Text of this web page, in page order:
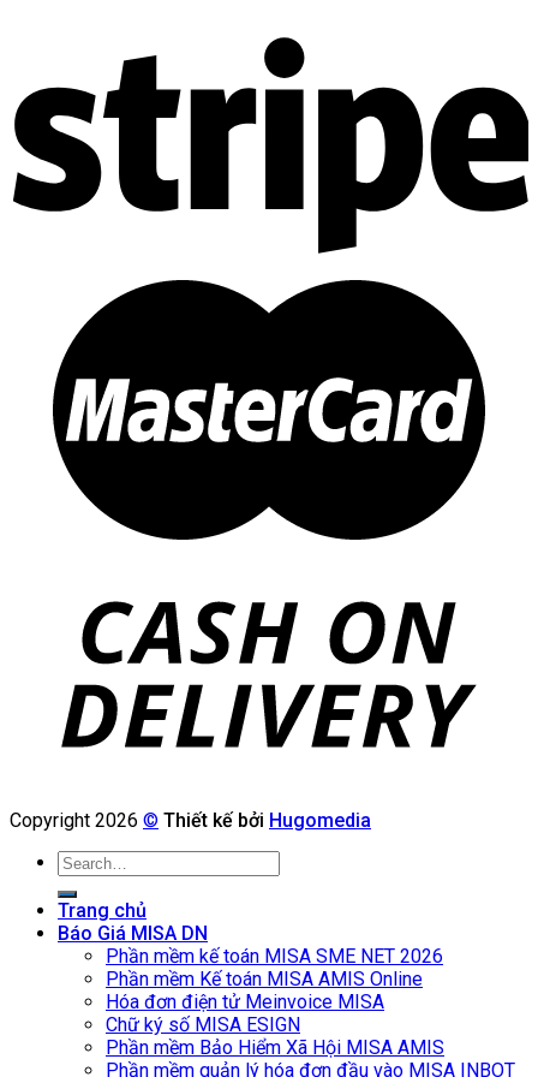
Copyright 2026 © Thiết kế bởi Hugomedia
Search
Trang chủ
Báo Giá MISA DN
Phần mềm kế toán MISA SME NET 2026
Phần mềm Kế toán MISA AMIS Online
Hóa đơn điện tử Meinvoice MISA
Chữ ký số MISA ESIGN
Phần mềm Bảo Hiểm Xã Hội MISA AMIS
Phần mềm quản lý hóa đơn đầu vào MISA INBOT